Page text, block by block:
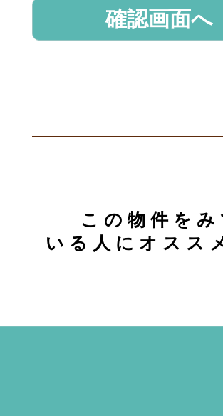
こ の 物 件 を み
い る 人 に オ ス ス